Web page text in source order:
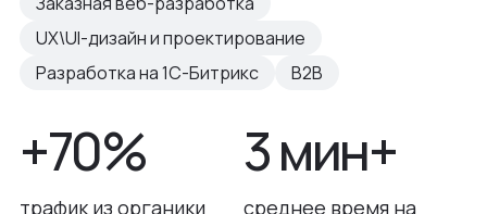
UX\UI-дизайн и проектирование
Разработка на 1С-Битрикс
B2B
+70%
трафик из органики
3 мин+
среднее время на